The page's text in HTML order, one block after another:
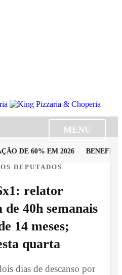
MENU
DE 60% EM 2026
DEPUTADOS
relator
40h semanais
14 meses;
quarta
dias de descanso por